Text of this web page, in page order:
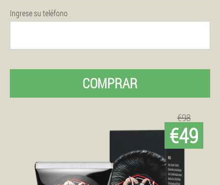
Ingrese su teléfono
COMPRAR
€98
€49